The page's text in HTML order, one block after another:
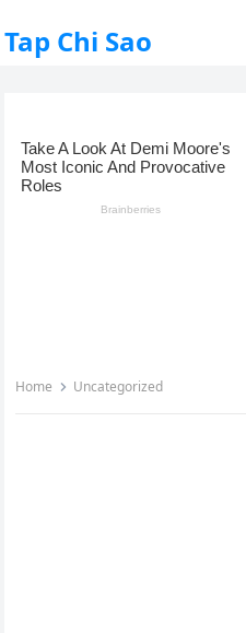
Tap Chi Sao
Home Uncategorized